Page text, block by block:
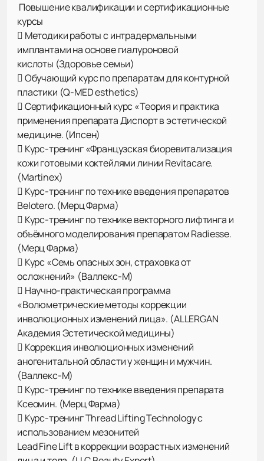
Повышение квалификации и сертификационные
курсы
 Методики работы с интрадермальными
имплантами на основе гиалуроновой
кислоты (Здоровье семьи)
 Обучающий курс по препаратам для контурной
пластики (Q-MED esthetics)
 Сертификационный курс «Теория и практика
применения препарата Диспорт в эстетической
медицине. (Ипсен)
 Курс-тренинг «Французская биоревитализация
кожи готовыми коктейлями линии Revitacare.
(Martinex)
 Курс-тренинг по технике введения препаратов
Belotero. (Мерц Фарма)
 Курс-тренинг по технике векторного лифтинга и
объёмного моделирования препаратом Radiesse.
(Мерц Фарма)
 Курс «Семь опасных зон, страховка от
осложнений» (Валлекс-М)
 Научно-практическая программа
«Волюметрические методы коррекции
инволюционных изменений лица». (ALLERGAN
Академия Эстетической медицины)
 Коррекция инволюционных изменений
аногенитальной области у женщин и мужчин.
(Валлекс-М)
 Курс-тренинг по технике введения препарата
Ксеомин. (Мерц Фарма)
 Курс-тренинг Thread Lifting Technology с
использованием мезонитей
Lead Fine Lift в коррекции возрастных изменений